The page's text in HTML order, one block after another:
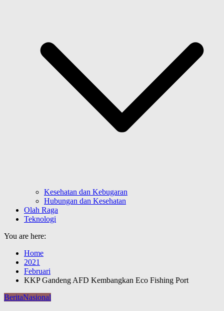
Kesehatan dan Kebugaran
Hubungan dan Kesehatan
Olah Raga
Teknologi
You are here:
Home
2021
Februari
KKP Gandeng AFD Kembangkan Eco Fishing Port
BeritaNasional